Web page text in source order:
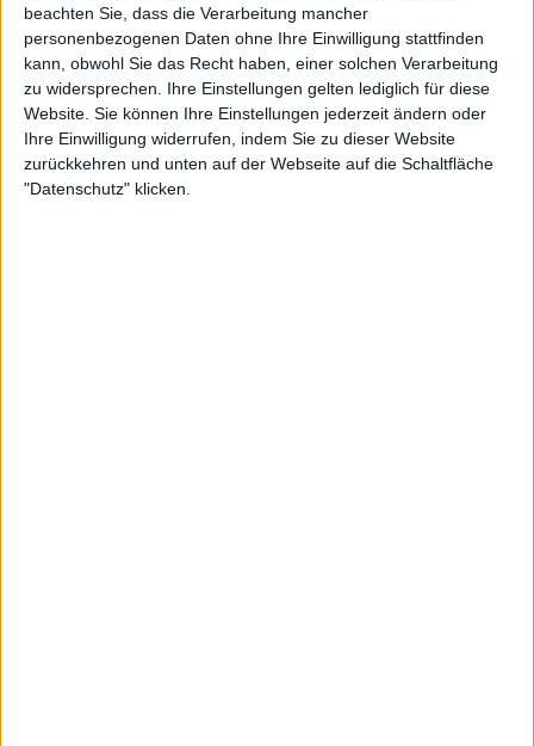
beachten Sie, dass die Verarbeitung mancher
personenbezogenen Daten ohne Ihre Einwilligung stattfinden
kann, obwohl Sie das Recht haben, einer solchen Verarbeitung
zu widersprechen. Ihre Einstellungen gelten lediglich für diese
Website. Sie können Ihre Einstellungen jederzeit ändern oder
Ihre Einwilligung widerrufen, indem Sie zu dieser Website
zurückkehren und unten auf der Webseite auf die Schaltfläche
"Datenschutz" klicken.
6/10
Review Review